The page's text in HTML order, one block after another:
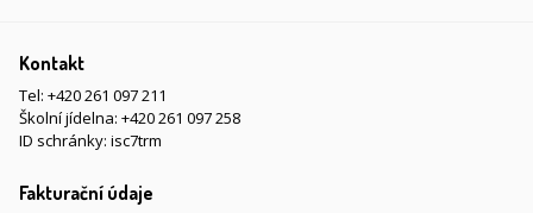
Kontakt
Tel: +420 261 097 211
Školní jídelna: +420 261 097 258
ID schránky: isc7trm
Fakturační údaje